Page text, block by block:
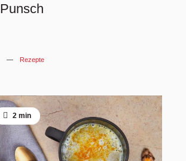
Punsch
Rezepte
2 min